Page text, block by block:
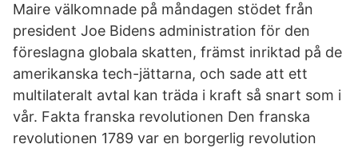
Maire välkomnade på måndagen stödet från
president Joe Bidens administration för den
föreslagna globala skatten, främst inriktad på de
amerikanska tech-jättarna, och sade att ett
multilateralt avtal kan träda i kraft så snart som i
vår. Fakta franska revolutionen Den franska
revolutionen 1789 var en borgerlig revolution